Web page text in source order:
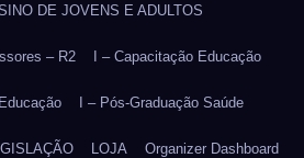
DE JOVENS E ADULTOS
– R2 I – Capacitação Educação
I – Pós-Graduação Saúde
LOJA Organizer Dashboard